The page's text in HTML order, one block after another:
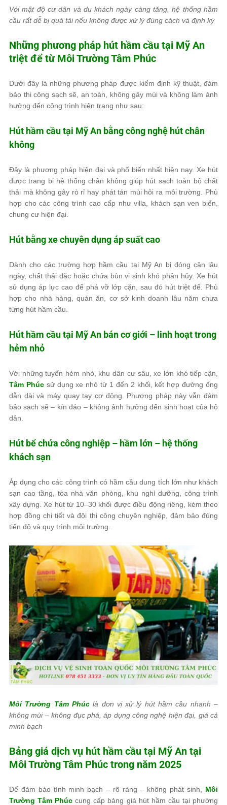
Với mật độ cư dân và du khách ngày càng tăng, hệ thống hầm
cầu rất dễ bị quá tải nếu không được xử lý đúng cách và định kỳ
Những phương pháp hút hầm cầu tại Mỹ An
triệt để từ Môi Trường Tâm Phúc
Dưới đây là những phương pháp được kiểm định kỹ thuật, đảm
bảo thi công sạch sẽ, an toàn, không gây mùi và không làm ảnh
hưởng đến công trình hiện trạng như sau:
Hút hầm cầu tại Mỹ An bằng công nghệ hút chân
không
Đây là phương pháp hiện đại và phổ biến nhất hiện nay. Xe hút
được trang bị hệ thống chân không giúp hút sạch toàn bộ chất
thải mà không gây rò rỉ hay phát tán mùi hôi ra môi trường. Phù
hợp cho các công trình cao cấp như villa, khách sạn ven biển,
chung cư hiện đại.
Hút bằng xe chuyên dụng áp suất cao
Dành cho các trường hợp hầm cầu tại Mỹ An bị đóng cặn lâu
ngày, chất thải đặc hoặc chứa bùn vi sinh khó phân hủy. Xe hút
sử dụng áp lực cao để phá vỡ lớp cặn, sau đó hút triệt để. Phù
hợp cho nhà hàng, quán ăn, cơ sở kinh doanh lâu năm chưa
từng hút hầm cầu.
Hút hầm cầu tại Mỹ An bán cơ giới – linh hoạt trong
hẻm nhỏ
Với những tuyến hẻm nhỏ, khu dân cư sâu, xe lớn khó tiếp cận,
Tâm Phúcsử dụng xe nhỏ từ 1 đến 2 khối, kết hợp đường ống
dẫn dài và máy quay tay cơ động. Phương pháp này vẫn đảm
bảo sạch sẽ – kín đáo – không ảnh hưởng đến sinh hoạt của hộ
dân.
Hút bể chứa công nghiệp – hầm lớn – hệ thống
khách sạn
Áp dụng cho các công trình có hầm cầu dung tích lớn như khách
sạn cao tầng, tòa nhà văn phòng, khu nghỉ dưỡng, công trình
xây dựng. Xe hút từ 10–30 khối được điều động riêng, kèm theo
hợp đồng chi tiết và đội thi công chuyên nghiệp, đảm bảo đúng
tiến độ và quy trình môi trường.
Môi Trường Tâm Phúclà đơn vị xử lý hút hầm cầu nhanh –
không mùi – không đục phá, áp dụng công nghệ hiện đại, giá cả
minh bạch
Bảng giá dịch vụ hút hầm cầu tại Mỹ An tại
Môi Trường Tâm Phúc trong năm 2025
Để đảm bảo tính minh bạch – rõ ràng – không phát sinh, Môi
Trường Tâm Phúc cung cấp bảng giá hút hầm cầu tại phường